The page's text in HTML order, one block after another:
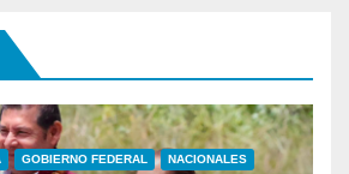
GOBIERNO FEDERAL NACIONALES